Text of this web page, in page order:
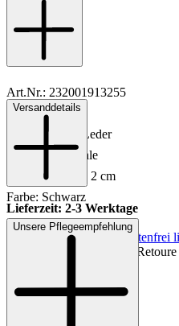
Art.Nr.: 232001913255
Material: Leder
Innenmaterial: Leder
Sohle: Ledersohle
Absatzhöhe: ca. 2 cm
Farbe: Schwarz
MADE IN EUROPE
Versanddetails
Lieferzeit: 2-3 Werktage
Keine Versandkosten:
kostenfrei
Einfache und Kostenlose
Unsere Pflegeempfehlung